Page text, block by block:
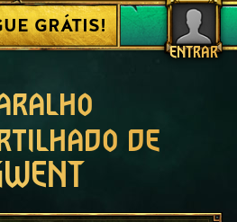
ENTRAR
GRÁTIS!
de